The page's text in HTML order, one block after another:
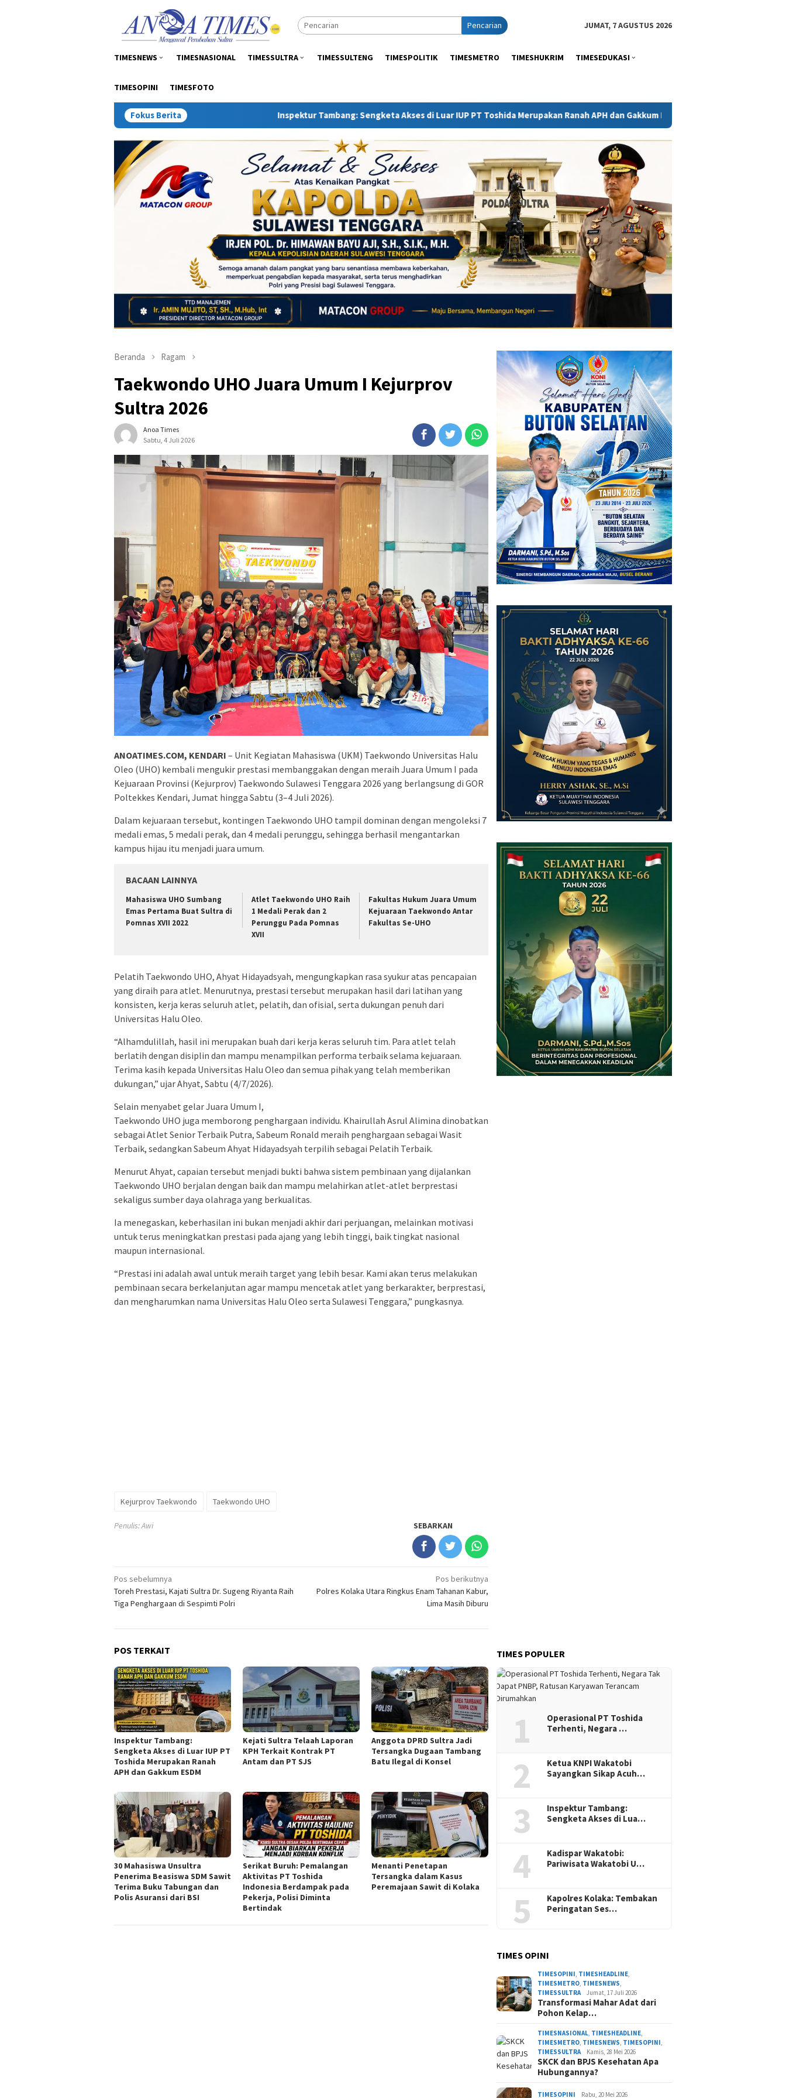
Pencarian JUMAT, 7 AGUSTUS 2026
TIMESNEWS TIMESNASIONAL TIMESSULTRA TIMESSULTENG TIMESPOLITIK TIMESMETRO TIMESHUKRIM TIMESEDUKASI
TIMESOPINI TIMESFOTO
Fokus Berita Inspektur Tambang: Sengketa Akses di Luar IUP PT Toshida Merupakan Ranah APH dan Gakkum ESDM Kejati Sultra Telaah Laporan KPH
Beranda Ragam
Taekwondo UHO Juara Umum I Kejurprov
Sultra 2026
Anoa Times
Sabtu, 4 Juli 2026
ANOATIMES.COM, KENDARI – Unit Kegiatan Mahasiswa (UKM) Taekwondo Universitas Halu
Oleo (UHO) kembali mengukir prestasi membanggakan dengan meraih Juara Umum I pada
Kejuaraan Provinsi (Kejurprov) Taekwondo Sulawesi Tenggara 2026 yang berlangsung di GOR
Poltekkes Kendari, Jumat hingga Sabtu (3–4 Juli 2026).
Dalam kejuaraan tersebut, kontingen Taekwondo UHO tampil dominan dengan mengoleksi 7
medali emas, 5 medali perak, dan 4 medali perunggu, sehingga berhasil mengantarkan
kampus hijau itu menjadi juara umum.
BACAAN LAINNYA
Mahasiswa UHO Sumbang
Emas Pertama Buat Sultra di
Pomnas XVII 2022
Atlet Taekwondo UHO Raih
1 Medali Perak dan 2
Perunggu Pada Pomnas
XVII
Fakultas Hukum Juara Umum
Kejuaraan Taekwondo Antar
Fakultas Se-UHO
Pelatih Taekwondo UHO, Ahyat Hidayadsyah, mengungkapkan rasa syukur atas pencapaian
yang diraih para atlet. Menurutnya, prestasi tersebut merupakan hasil dari latihan yang
konsisten, kerja keras seluruh atlet, pelatih, dan ofisial, serta dukungan penuh dari
Universitas Halu Oleo.
“Alhamdulillah, hasil ini merupakan buah dari kerja keras seluruh tim. Para atlet telah
berlatih dengan disiplin dan mampu menampilkan performa terbaik selama kejuaraan.
Terima kasih kepada Universitas Halu Oleo dan semua pihak yang telah memberikan
dukungan,” ujar Ahyat, Sabtu (4/7/2026).
Selain menyabet gelar Juara Umum I,
Taekwondo UHO juga memborong penghargaan individu. Khairullah Asrul Alimina dinobatkan
sebagai Atlet Senior Terbaik Putra, Sabeum Ronald meraih penghargaan sebagai Wasit
Terbaik, sedangkan Sabeum Ahyat Hidayadsyah terpilih sebagai Pelatih Terbaik.
Menurut Ahyat, capaian tersebut menjadi bukti bahwa sistem pembinaan yang dijalankan
Taekwondo UHO berjalan dengan baik dan mampu melahirkan atlet-atlet berprestasi
sekaligus sumber daya olahraga yang berkualitas.
Ia menegaskan, keberhasilan ini bukan menjadi akhir dari perjuangan, melainkan motivasi
untuk terus meningkatkan prestasi pada ajang yang lebih tinggi, baik tingkat nasional
maupun internasional.
“Prestasi ini adalah awal untuk meraih target yang lebih besar. Kami akan terus melakukan
pembinaan secara berkelanjutan agar mampu mencetak atlet yang berkarakter, berprestasi,
dan mengharumkan nama Universitas Halu Oleo serta Sulawesi Tenggara,” pungkasnya.
Kejurprov Taekwondo Taekwondo UHO
Penulis: Awi SEBARKAN
Navigasi
pos
Pos sebelumnya
Toreh Prestasi, Kajati Sultra Dr. Sugeng Riyanta Raih
Tiga Penghargaan di Sespimti Polri
Pos berikutnya
Polres Kolaka Utara Ringkus Enam Tahanan Kabur,
Lima Masih Diburu
POS TERKAIT
Inspektur Tambang:
Sengketa Akses di Luar IUP PT
Toshida Merupakan Ranah
APH dan Gakkum ESDM
Kejati Sultra Telaah Laporan
KPH Terkait Kontrak PT
Antam dan PT SJS
Anggota DPRD Sultra Jadi
Tersangka Dugaan Tambang
Batu Ilegal di Konsel
30 Mahasiswa Unsultra
Penerima Beasiswa SDM Sawit
Terima Buku Tabungan dan
Polis Asuransi dari BSI
Serikat Buruh: Pemalangan
Aktivitas PT Toshida
Indonesia Berdampak pada
Pekerja, Polisi Diminta
Bertindak
Menanti Penetapan
Tersangka dalam Kasus
Peremajaan Sawit di Kolaka
TIMES POPULER
1
Operasional PT Toshida
Terhenti, Negara …
2
Ketua KNPI Wakatobi
Sayangkan Sikap Acuh…
3
Inspektur Tambang:
Sengketa Akses di Lua…
4
Kadispar Wakatobi:
Pariwisata Wakatobi U…
5
Kapolres Kolaka: Tembakan
Peringatan Ses…
TIMES OPINI
TIMESOPINI TIMESHEADLINE
TIMESMETRO TIMESNEWS
TIMESSULTRA
Jumat, 17 Juli 2026
Transformasi Mahar Adat dari
Pohon Kelap…
TIMESNASIONAL TIMESHEADLINE
TIMESMETRO TIMESNEWS TIMESOPINI
TIMESSULTRA
Kamis, 28 Mei 2026
SKCK dan BPJS Kesehatan Apa
Hubungannya?
TIMESOPINI Rabu, 20 Mei 2026